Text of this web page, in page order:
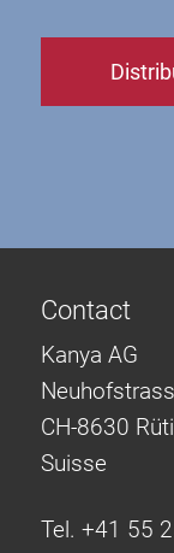
Contact
Kanya AG
CH-8630
Suisse
Tel. +41 55